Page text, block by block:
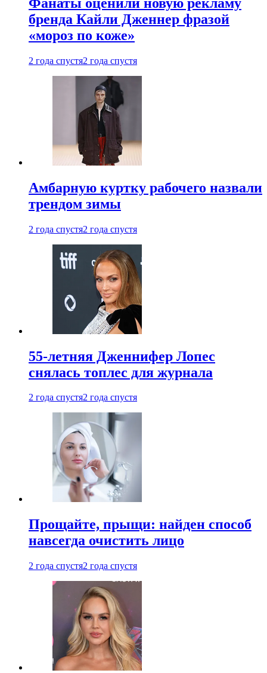
бренда Кайли Дженнер фразой
«мороз по коже»
2 года спустя2 года спустя
Амбарную куртку рабочего назвали
трендом зимы
2 года спустя2 года спустя
55-летняя Дженнифер Лопес
снялась топлес для журнала
2 года спустя2 года спустя
Прощайте, прыщи: найден способ
навсегда очистить лицо
2 года спустя2 года спустя